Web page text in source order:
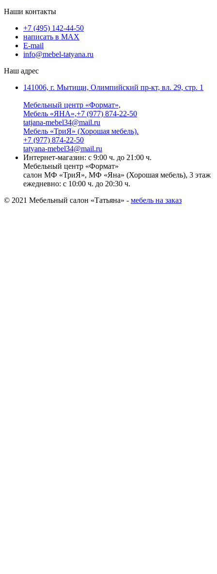
Наши контакты
+7 (495) 142-44-50
написать в МАХ
E-mail
info@mebel-tatyana.ru
Наш адрес
141006, г. Мытищи, Олимпийский пр-кт, вл. 29, стр. 1
Мебельный центр «Формат»,
Мебель «ЯНА»,+7 (977) 874-22-50
tatjana-mebel34@mail.ru
Мебель «ТриЯ» (Хорошая мебель).
+7 (977) 874-22-50
tatyana-mebel34@mail.ru
Интернет-магазин: с 9:00 ч. до 21:00 ч.
Мебельный центр «Формат»
салон МФ «ТриЯ», МФ «Яна» (Хорошая мебель), 3 этаж
ежедневно: с 10:00 ч. до 20:30 ч.
© 2021 Мебельный салон «Татьяна» - мебель на заказ